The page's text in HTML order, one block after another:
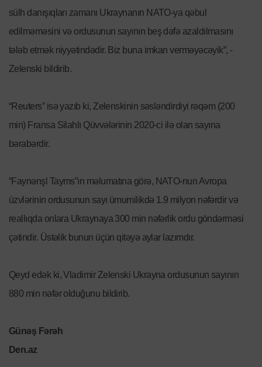
sülh danışıqları zamanı Ukraynanın NATO-ya qəbul
edilməməsini və ordusunun sayının beş dəfə azaldılmasını
tələb etmək niyyətindədir. Biz buna imkan verməyəcəyik”, -
Zelenski bildirib.
“Reuters” isə yazıb ki, Zelenskinin səsləndirdiyi rəqəm (200
min) Fransa Silahlı Qüvvələrinin 2020-ci ilə olan sayına
bərabərdir.
“Faynənşl Tayms”ın məlumatına görə, NATO-nun Avropa
üzvlərinin ordusunun sayı ümumilikdə 1.9 milyon nəfərdir və
reallıqda onlara Ukraynaya 300 min nəfərlik ordu göndərməsi
çətindir. Üstəlik bunun üçün qitəyə aylar lazımdır.
Qeyd edək ki, Vladimir Zelenski Ukrayna ordusunun sayının
880 min nəfər olduğunu bildirib.
Günəş Fərəh
Den.az